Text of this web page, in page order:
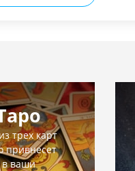
трех карт
привнесет
в ваши